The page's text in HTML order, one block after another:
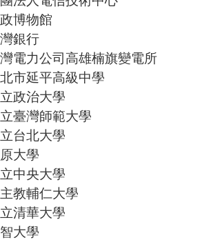
博物館
銀行
電力公司高雄楠旗變電所
市延平高級中學
政治大學
臺灣師範大學
台北大學
大學
中央大學
教輔仁大學
清華大學
大學